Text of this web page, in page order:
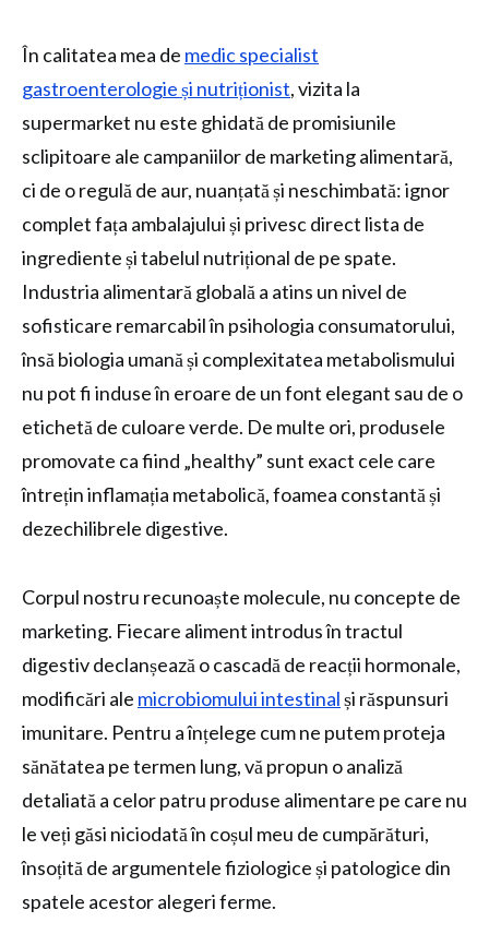
În calitatea mea de medic specialist
gastroenterologie și nutriționist, vizita la
supermarket nu este ghidată de promisiunile
sclipitoare ale campaniilor de marketing alimentară,
ci de o regulă de aur, nuanțată și neschimbată: ignor
complet fața ambalajului și privesc direct lista de
ingrediente și tabelul nutrițional de pe spate.
Industria alimentară globală a atins un nivel de
sofisticare remarcabil în psihologia consumatorului,
însă biologia umană și complexitatea metabolismului
nu pot fi induse în eroare de un font elegant sau de o
etichetă de culoare verde. De multe ori, produsele
promovate ca fiind „healthy” sunt exact cele care
întrețin inflamația metabolică, foamea constantă și
dezechilibrele digestive.
Corpul nostru recunoaște molecule, nu concepte de
marketing. Fiecare aliment introdus în tractul
digestiv declanșează o cascadă de reacții hormonale,
modificări ale microbiomului intestinalși răspunsuri
imunitare. Pentru a înțelege cum ne putem proteja
sănătatea pe termen lung, vă propun o analiză
detaliată a celor patru produse alimentare pe care nu
le veți găsi niciodată în coșul meu de cumpărături,
însoțită de argumentele fiziologice și patologice din
spatele acestor alegeri ferme.